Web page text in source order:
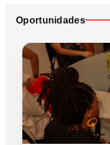
Oportunidades